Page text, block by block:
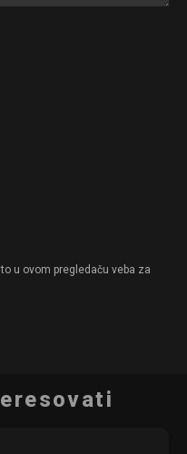
u ovom pregledaču veba za